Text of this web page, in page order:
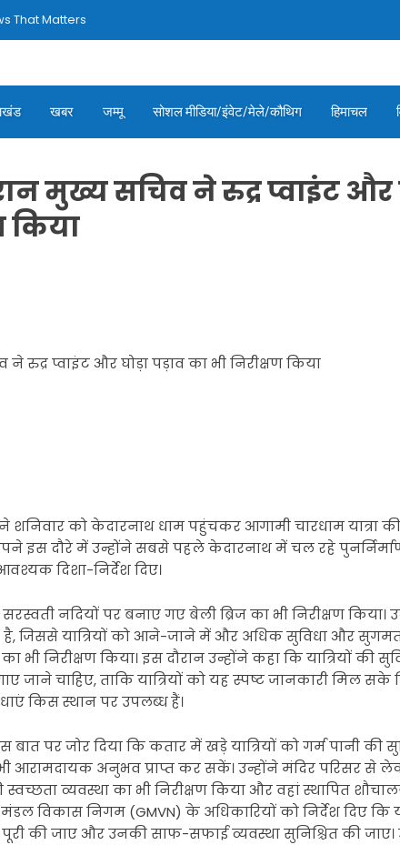
That Matters
खबर जम्मू सोशल मीडिया/इंवेट/मेले/कौथिग हिमाचल
मुख्य सचिव ने रुद्र प्वाइंट और
किया
रुद्र प्वाइंट और घोड़ा पड़ाव का भी निरीक्षण किया
शनिवार को केदारनाथ धाम पहुंचकर आगामी चारधाम यात्रा
इस दौरे में उन्होंने सबसे पहले केदारनाथ में चल रहे
दिशा-निर्देश दिए।
नदियों पर बनाए गए बेली ब्रिज का भी निरीक्षण किया।
जिससे यात्रियों को आने-जाने में और अधिक सुविधा और सुगमता
भी निरीक्षण किया। इस दौरान उन्होंने कहा कि यात्रियों की
जाने चाहिए, ताकि यात्रियों को यह स्पष्ट जानकारी मिल
किस स्थान पर उपलब्ध हैं।
पर जोर दिया कि कतार में खड़े यात्रियों को गर्म पानी की
आरामदायक अनुभव प्राप्त कर सकें। उन्होंने मंदिर परिसर से
व्यवस्था का भी निरीक्षण किया और वहां स्थापित
विकास निगम (GMVN) के अधिकारियों को निर्देश दिए कि
की जाए और उनकी साफ-सफाई व्यवस्था सुनिश्चित की जाए।